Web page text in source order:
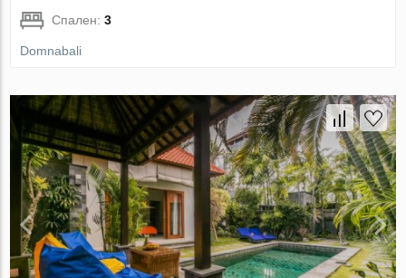
Спален:3
Domnabali